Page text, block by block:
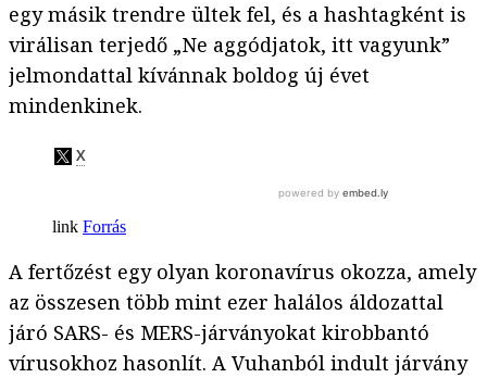
egy másik trendre ültek fel, és a hashtagként is
virálisan terjedő „Ne aggódjatok, itt vagyunk”
jelmondattal kívánnak boldog új évet
mindenkinek.
Forrás
A fertőzést egy olyan koronavírus okozza, amely
az összesen több mint ezer halálos áldozattal
járó SARS- és MERS-járványokat kirobbantó
vírusokhoz hasonlít. A Vuhanból indult járvány